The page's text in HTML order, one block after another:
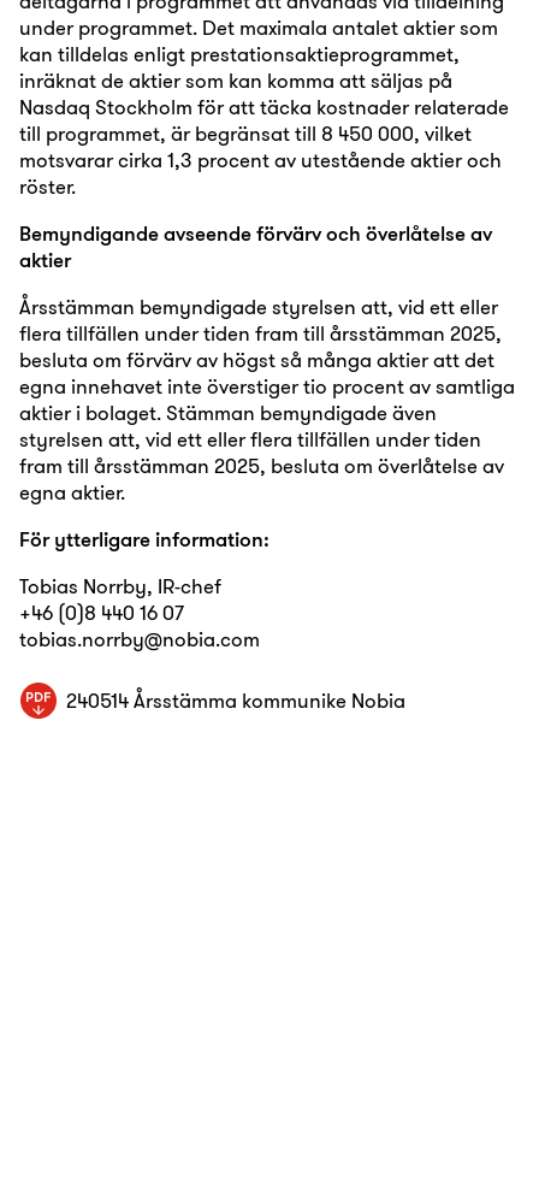
under programmet. Det maximala antalet aktier som
kan tilldelas enligt prestationsaktieprogrammet,
inräknat de aktier som kan komma att säljas på
Nasdaq Stockholm för att täcka kostnader relaterade
till programmet, är begränsat till 8 450 000, vilket
motsvarar cirka 1,3 procent av utestående aktier och
röster.
Bemyndigande avseende förvärv och överlåtelse av
aktier
Årsstämman bemyndigade styrelsen att, vid ett eller
flera tillfällen under tiden fram till årsstämman 2025,
besluta om förvärv av högst så många aktier att det
egna innehavet inte överstiger tio procent av samtliga
aktier i bolaget. Stämman bemyndigade även
styrelsen att, vid ett eller flera tillfällen under tiden
fram till årsstämman 2025, besluta om överlåtelse av
egna aktier.
För ytterligare information:
Tobias Norrby, IR-chef
+46 (0)8 440 16 07
tobias.norrby@nobia.com
240514 Årsstämma kommunike Nobia